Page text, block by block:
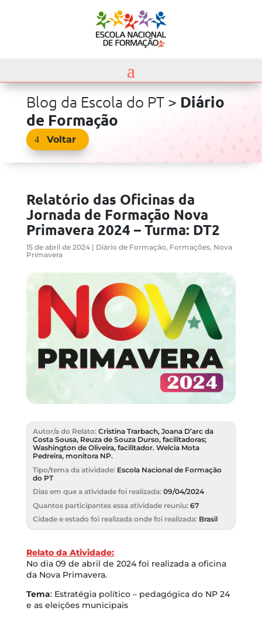
Blog da Escola do PT > Diário
de Formação
Voltar
Relatório das Oficinas da
Jornada de Formação Nova
Primavera 2024 – Turma: DT2
15 de abril de 2024| Diário de Formação, Formações, Nova
Primavera
Autor/a do Relato: Cristina Trarbach, Joana D’arc da
Costa Sousa, Reuza de Souza Durso, facilitadoras;
Washington de Oliveira, facilitador. Welcia Mota
Pedreira, monitora NP.
Tipo/tema da atividade: Escola Nacional de Formação
do PT
Dias em que a atividade foi realizada: 09/04/2024
Quantos participantes essa atividade reuniu: 67
Cidade e estado foi realizada onde foi realizada: Brasil
Relato da Atividade:
No dia 09 de abril de 2024 foi realizada a oficina
da Nova Primavera.
Tema: Estratégia político – pedagógica do NP 24
e as eleições municipais